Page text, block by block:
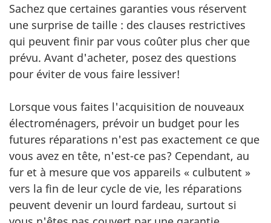
Sachez que certaines garanties vous réservent
une surprise de taille : des clauses restrictives
qui peuvent finir par vous coûter plus cher que
prévu. Avant d'acheter, posez des questions
pour éviter de vous faire lessiver!
Lorsque vous faites l'acquisition de nouveaux
électroménagers, prévoir un budget pour les
futures réparations n'est pas exactement ce que
vous avez en tête, n'est-ce pas? Cependant, au
fur et à mesure que vos appareils « culbutent »
vers la fin de leur cycle de vie, les réparations
peuvent devenir un lourd fardeau, surtout si